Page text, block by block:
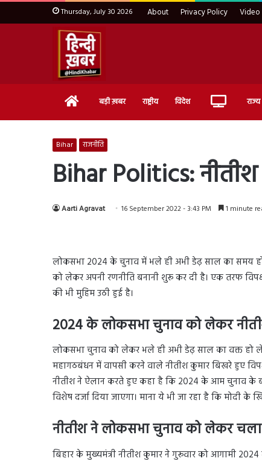
Thursday, July 30 2026 About Privacy Policy Video
Home बड़ी ख़बर राष्ट्रीय विदेश Live राज्य
Bihar राजनीति
Bihar Politics:
Aarti Agravat 16 September 2022 - 3:43 PM 1 minute
लोकसभा 2024 के चुनाव में भले ही अभी डेढ़ साल का समय
को लेकर अपनी रणनीति बनानी शुरू कर दी है। एक तरफ
की भी मुहिम उठी हुई है।
2024 के लोकसभा चुनाव को लेकर
लोकसभा चुनाव को लेकर भले ही अभी डेढ़ साल का वक्त हो
महागठबंधन में वापसी करने वाले नीतीश कुमार बिखरे हुए
नीतीश ने ऐलान करते हुए कहा है कि 2024 के आम चुनाव के
विशेष दर्जा दिया जाएगा। माना ये भी जा रहा है कि मोदी
नीतीश ने लोकसभा चुनाव को लेकर
बिहार के मुख्यमंत्री नीतीश कुमार ने गुरूवार को आगामी